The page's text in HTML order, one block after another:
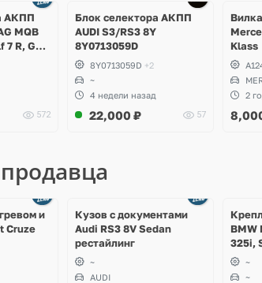
АКПП
MQB
R, GTI,
Сupra
572
Блок селектора АКПП
AUDI S3/RS3 8Y
8Y0713059D
8Y0713059D +2
~
4 недели назад
22,000 ₽ 57
Klass
2
и
Cruze
Кузов с документами
Audi RS3 8V Sedan
рестайлинг
~
AUDI
BMW
325i,
~
~